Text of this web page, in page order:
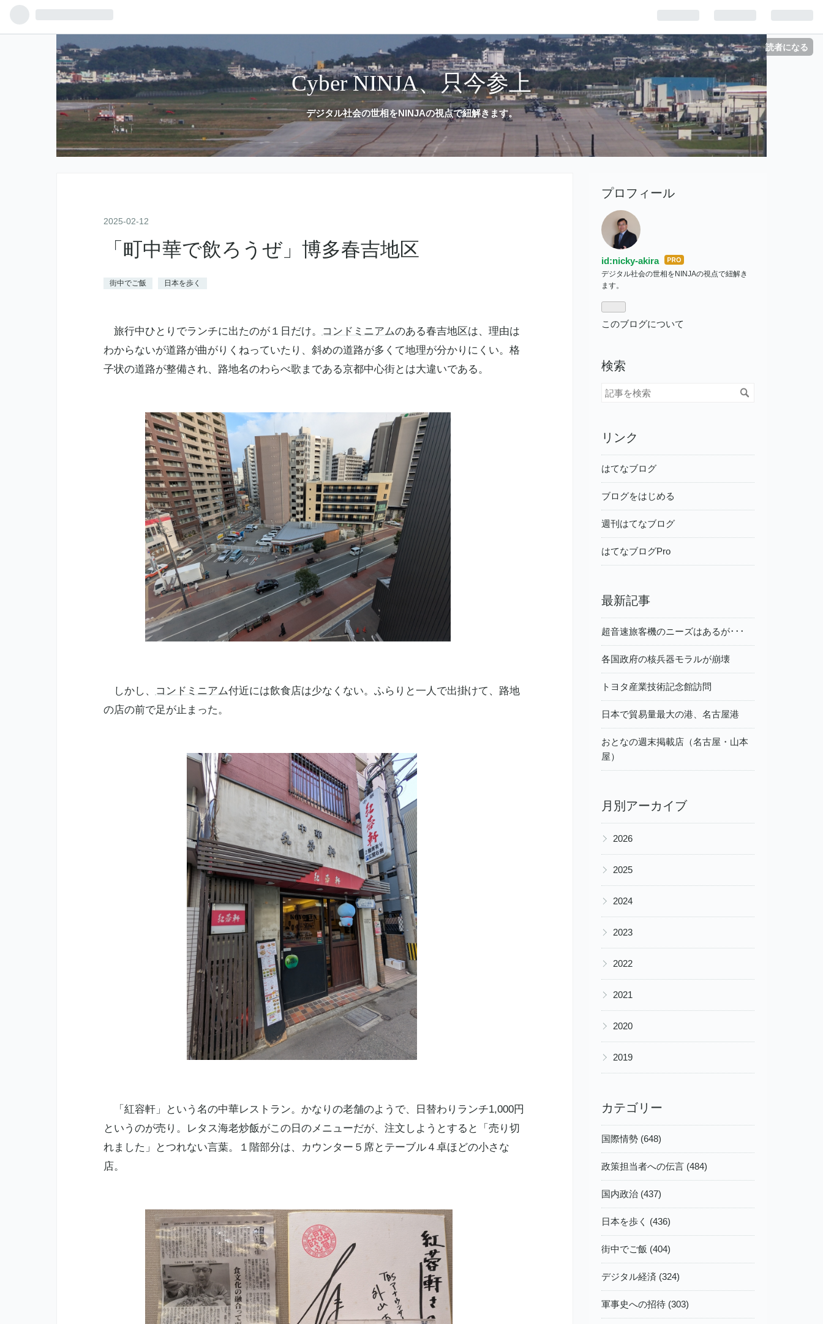
読者になる
Cyber NINJA、只今参上
デジタル社会の世相をNINJAの視点で紐解きます。
2025-02-12
「町中華で飲ろうぜ」博多春吉地区
街中でご飯 日本を歩く
旅行中ひとりでランチに出たのが１日だけ。 コンドミニアムのある春吉地区は、理由は
わからないが道路が曲がりくねっていたり、斜めの道路が多くて地理が分かりにくい。格
子状の道路が整備され、路地名のわらべ歌まである京都中心街とは大違いである。
しかし、 コンドミニアム付近には飲食店は少なくない。ふらりと一人で出掛けて、路地
の店の前で足が止まった。
「紅容軒」という名の中華レストラン。かなりの老舗のようで、日替わりランチ1,000円
というのが売り。レタス海老炒飯がこの日のメニューだが、注文しようとすると「売り切
れました」とつれない言葉。１階部分は、カウンター５席とテーブル４卓ほどの小さな
店。
プロフィール
id:nicky-akira はて
なブ
デジタル社会の世相をNINJAの視点で紐解き
ます。
このブログについて
検索
リンク
はてなブログ
ブログをはじめる
週刊はてなブログ
はてなブログPro
最新記事
超音速旅客機のニーズはあるが･･･
各国政府の核兵器モラルが崩壊
トヨタ産業技術記念館訪問
日本で貿易量最大の港、名古屋港
おとなの週末掲載店（名古屋・山本
屋）
月別アーカイブ
▶ 2026
▶ 2025
▶ 2024
▶ 2023
▶ 2022
▶ 2021
▶ 2020
▶ 2019
カテゴリー
国際情勢 (648)
政策担当者への伝言 (484)
国内政治 (437)
日本を歩く (436)
街中でご飯 (404)
デジタル経済 (324)
軍事史への招待 (303)